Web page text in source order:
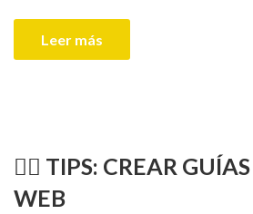
Leer más
👉🏻 TIPS: CREAR
WEB